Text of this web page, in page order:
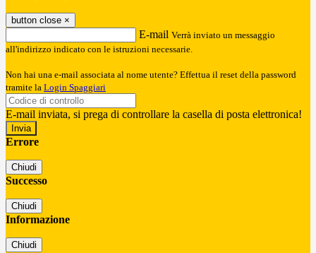
button close ×
E-mail Verrà inviato un messaggio
all'indirizzo indicato con le istruzioni necessarie.
Non hai una e-mail associata al nome utente? Effettua il reset della password
tramite la Login Spaggiari
E-mail inviata, si prega di controllare la casella di posta elettronica!
Errore
Chiudi
Successo
Chiudi
Informazione
Chiudi